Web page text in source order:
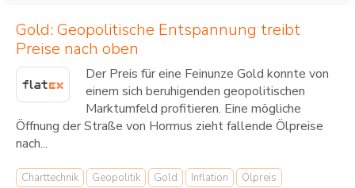
Gold: Geopolitische Entspannung treibt
Preise nach oben
Der Preis für eine Feinunze Gold konnte von
einem sich beruhigenden geopolitischen
Marktumfeld profitieren. Eine mögliche
Öffnung der Straße von Hormus zieht fallende Ölpreise
nach...
Charttechnik Geopolitik Gold Inflation
Ölpreis